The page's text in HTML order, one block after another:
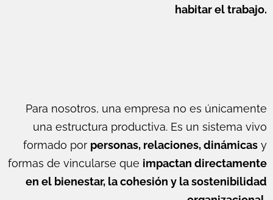
habitar el trabajo.
Para nosotros, una empresa no es únicamente
una estructura productiva. Es un sistema vivo
formado por personas, relaciones, dinámicas y
formas de vincularse que impactan directamente
en el bienestar, la cohesión y la sostenibilidad